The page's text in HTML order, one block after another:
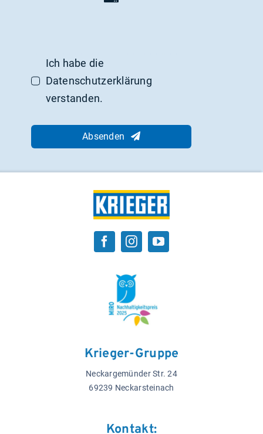
Ich habe die
Datenschutzerklärung
verstanden.
Absenden
Krieger-Gruppe
Neckargemünder Str. 24
69239 Neckarsteinach
Kontakt: